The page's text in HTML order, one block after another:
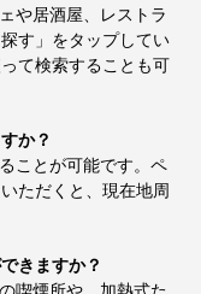
や居酒屋、レストラ
す」をタップしてい
て検索することも可
か？
ことが可能です。ペ
ただくと、現在地周
きますか？